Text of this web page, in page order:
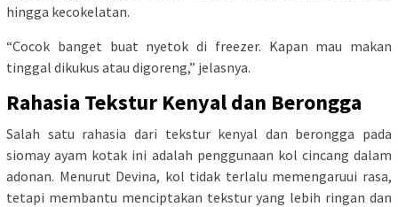
hingga kecokelatan.
“Cocok banget buat nyetok di freezer. Kapan mau makan
tinggal dikukus atau digoreng,” jelasnya.
Rahasia Tekstur Kenyal dan Berongga
Salah satu rahasia dari tekstur kenyal dan berongga pada
siomay ayam kotak ini adalah penggunaan kol cincang dalam
adonan. Menurut Devina, kol tidak terlalu memengaruui rasa,
tetapi membantu menciptakan tekstur yang lebih ringan dan